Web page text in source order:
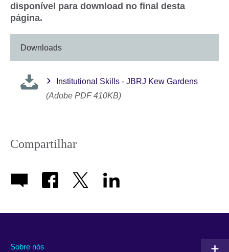
disponível para download no final desta
página.
Downloads
Institutional Skills - JBRJ Kew Gardens
(Adobe PDF 410KB)
Compartilhar
Sobre nós